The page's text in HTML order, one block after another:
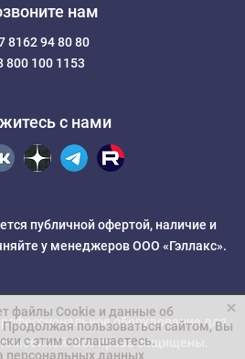
нам
8162 94 80 80
800 100 1153
с нами
публичной офертой, наличие и
у менеджеров ООО «Гэллакс».
оборудование для
. Все права защищены.
файлы Cookie и данные об
Продолжая пользоваться сайтом, Вы
с этим соглашаетесь.
персональных данных